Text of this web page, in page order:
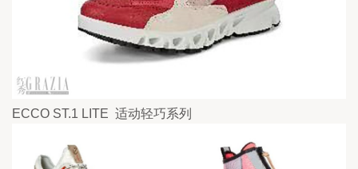
ECCO ST.1 LITE  适动轻巧系列